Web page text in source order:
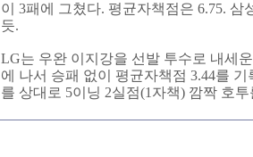
이 3패에 그쳤다. 평균자책점은 6.75.
듯.
LG는 우완 이지강을 선발 투수로 내세
에 나서 승패 없이 평균자책점 3.44를
를 상대로 5이닝 2실점(1자책) 깜짝 호